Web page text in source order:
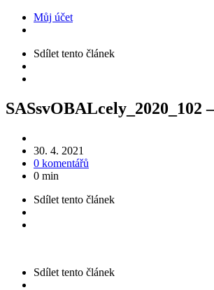
Můj účet
Sdílet tento článek
SASsvOBALcely_2020_102
30. 4. 2021
0 komentářů
0 min
Sdílet tento článek
Sdílet tento článek